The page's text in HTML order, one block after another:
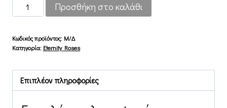
Four
Προσθήκη στο καλάθι
Κωδικός προϊόντος: Μ/Δ
Κατηγορία: Eternity Roses
Επιπλέον πληροφορίες